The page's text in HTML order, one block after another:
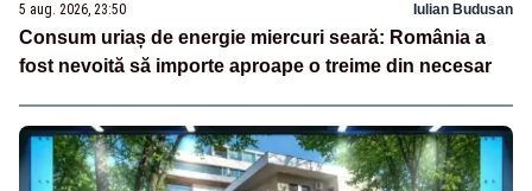
5 aug. 2026, 23:50 Iulian Budusan
Consum uriaș de energie miercuri seară: România a
fost nevoită să importe aproape o treime din necesar